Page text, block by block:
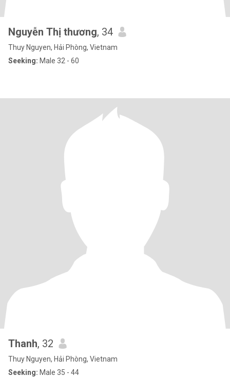
Nguyễn Thị thương, 34
Thuy Nguyen, Hải Phòng, Vietnam
Seeking: Male 32 - 60
Thanh, 32
Thuy Nguyen, Hải Phòng, Vietnam
Seeking: Male 35 - 44